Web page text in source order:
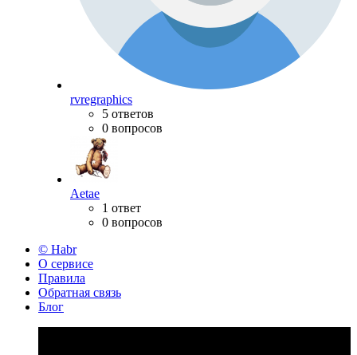
rvregraphics
5 ответов
0 вопросов
Aetae
1 ответ
0 вопросов
© Habr
О сервисе
Правила
Обратная связь
Блог